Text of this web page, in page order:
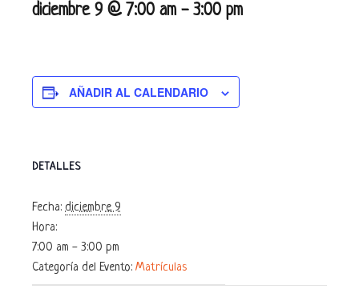
diciembre 9 @ 7:00 am - 3:00 pm
AÑADIR AL CALENDARIO
DETALLES
Fecha: diciembre 9
Hora:
7:00 am - 3:00 pm
Categoría del Evento: Matrículas